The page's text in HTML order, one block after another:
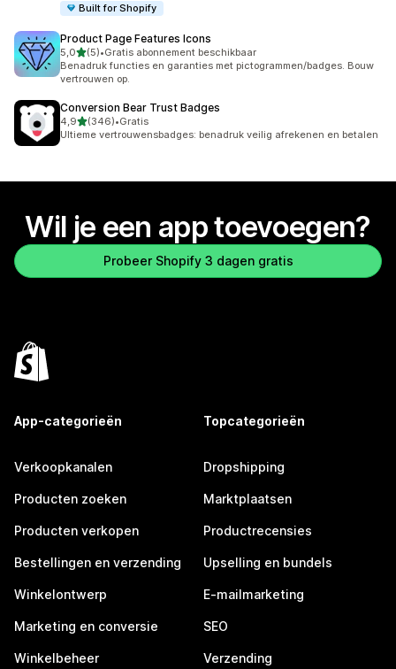
Built for Shopify
Product Page Features Icons
5,0van 5 sterren
(5)
5 recensies in totaal
•Gratis abonnement beschikbaar
Benadruk functies en garanties met pictogrammen/badges. Bouw
vertrouwen op.
Conversion Bear Trust Badges
4,9van 5 sterren
(346)
346 recensies in totaal
•Gratis
Ultieme vertrouwensbadges: benadruk veilig afrekenen en betalen
Wil je een app toevoegen?
Probeer Shopify 3 dagen gratis
App-categorieën
Verkoopkanalen
Producten zoeken
Producten verkopen
Bestellingen en verzending
Winkelontwerp
Marketing en conversie
Winkelbeheer
Topcategorieën
Dropshipping
Marktplaatsen
Productrecensies
Upselling en bundels
E-mailmarketing
SEO
Verzending